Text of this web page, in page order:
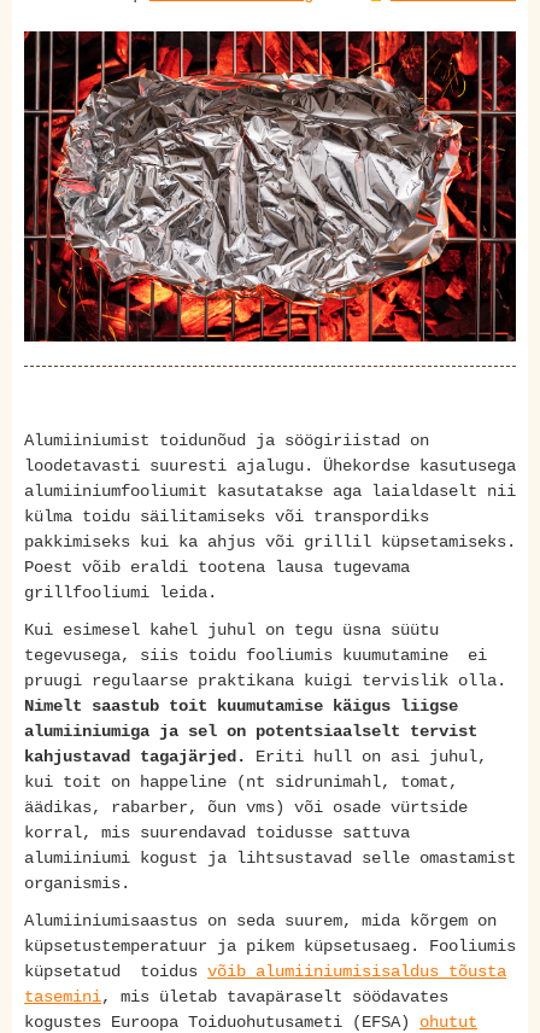
Alumiiniumist toidunõud ja söögiriistad on
loodetavasti suuresti ajalugu. Ühekordse kasutusega
alumiiniumfooliumit kasutatakse aga laialdaselt nii
külma toidu säilitamiseks või transpordiks
pakkimiseks kui ka ahjus või grillil küpsetamiseks.
Poest võib eraldi tootena lausa tugevama
grillfooliumi leida.
Kui esimesel kahel juhul on tegu üsna süütu
tegevusega, siis toidu fooliumis kuumutamine ei
pruugi regulaarse praktikana kuigi tervislik olla.
Nimelt saastub toit kuumutamise käigus liigse
alumiiniumiga ja sel on potentsiaalselt tervist
kahjustavad tagajärjed.
Eriti hull on asi juhul,
kui toit on happeline (nt sidrunimahl, tomat,
äädikas, rabarber, õun vms) või osade vürtside
korral, mis suurendavad toidusse sattuva
alumiiniumi kogust ja lihtsustavad selle omastamist
organismis.
Alumiiniumisaastus on seda suurem, mida kõrgem on
küpsetustemperatuur ja pikem küpsetusaeg. Fooliumis
küpsetatud toidus võib alumiiniumisisaldus tõusta
tasemini, mis ületab tavapäraselt söödavates
kogustes Euroopa Toiduohutusameti (EFSA) ohutut